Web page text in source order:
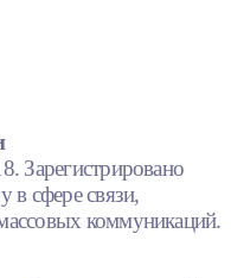
в сфере связи,
коммуникаций.